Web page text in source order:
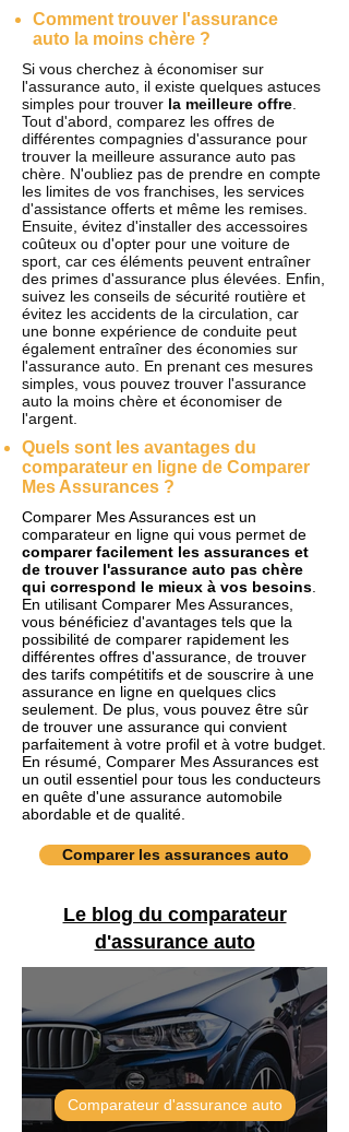
Comment trouver l'assurance
auto la moins chère ?
Si vous cherchez à économiser sur
l'assurance auto, il existe quelques astuces
simples pour trouver la meilleure offre
Tout d'abord, comparez les offres de
différentes compagnies d'assurance pour
trouver la meilleure assurance auto pas
chère. N'oubliez pas de prendre en compte
les limites de vos franchises, les services
d'assistance offerts et même les remises.
Ensuite, évitez d'installer des accessoires
coûteux ou d'opter pour une voiture de
sport, car ces éléments peuvent entraîner
des primes d'assurance plus élevées. Enfin,
suivez les conseils de sécurité routière et
évitez les accidents de la circulation, car
une bonne expérience de conduite peut
également entraîner des économies sur
l'assurance auto. En prenant ces mesures
simples, vous pouvez trouver l'assurance
auto la moins chère et économiser de
l'argent.
Quels sont les avantages du
comparateur en ligne de Comparer
Mes Assurances ?
Comparer Mes Assurances est un
comparateur en ligne qui vous permet de
comparer facilement les assurances et
de trouver l'assurance auto pas chère
qui correspond le mieux à vos besoins
En utilisant Comparer Mes Assurances,
vous bénéficiez d'avantages tels que la
possibilité de comparer rapidement les
différentes offres d'assurance, de trouver
des tarifs compétitifs et de souscrire à une
assurance en ligne en quelques clics
seulement. De plus, vous pouvez être sûr
de trouver une assurance qui convient
parfaitement à votre profil et à votre budget.
En résumé, Comparer Mes Assurances est
un outil essentiel pour tous les conducteurs
en quête d'une assurance automobile
abordable et de qualité.
Comparer les assurances auto
Le blog du comparateur
d'assurance auto
Comparateur d'assurance auto